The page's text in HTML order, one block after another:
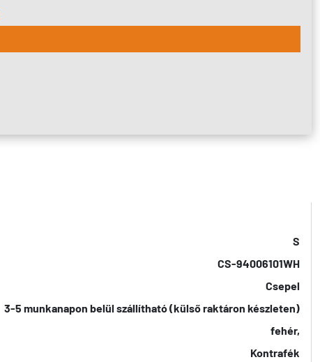
S
CS-94006101WH
Csepel
3-5 munkanapon belül szállítható (külső raktáron készleten)
fehér,
Kontrafék